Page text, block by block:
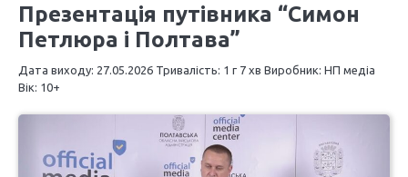
Презентація путівника “Симон
Петлюра і Полтава”
Дата виходу: 27.05.2026 Тривалість: 1 г 7 хв Виробник: НП медіа
Вік: 10+